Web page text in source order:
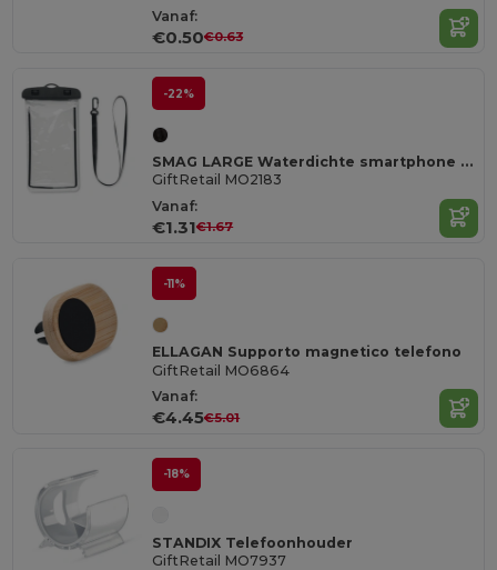
Vanaf:
€0.50€0.63
-22%
SMAG LARGE Waterdichte smartphone hoes
GiftRetail MO2183
Vanaf:
€1.31€1.67
-11%
ELLAGAN Supporto magnetico telefono
GiftRetail MO6864
Vanaf:
€4.45€5.01
-18%
STANDIX Telefoonhouder
GiftRetail MO7937